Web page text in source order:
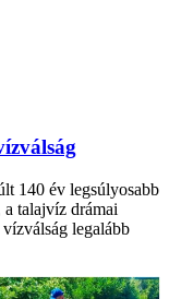
140 év legsúlyosabb
a talajvíz drámai
legalább